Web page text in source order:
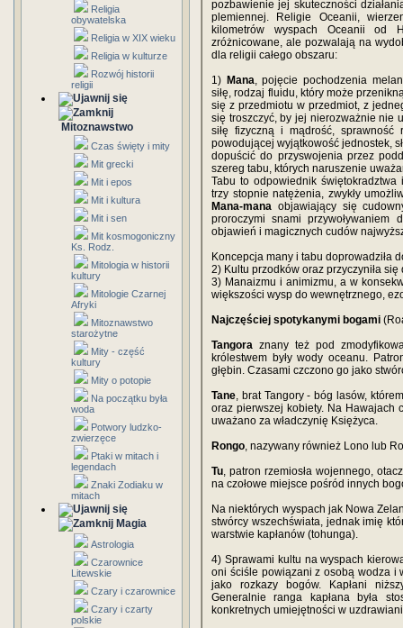
Religia
obywatelska
Religia w XIX wieku
Religia w kulturze
Rozwój historii
religii
Mitoznawstwo
Czas święty i mity
Mit grecki
Mit i epos
Mit i kultura
Mit i sen
Mit kosmogoniczny
Ks. Rodz.
Mitologia w historii
kultury
Mitologie Czarnej
Afryki
Mitoznawstwo
starożytne
Mity - część
kultury
Mity o potopie
Na początku była
woda
Potwory ludzko-
zwierzęce
Ptaki w mitach i
legendach
Znaki Zodiaku w
mitach
Magia
Astrologia
Czarownice
Litewskie
Czary i czarownice
Czary i czarty
polskie
pozbawienie jej skuteczności
plemiennej. Religie Oceanii,
kilometrów wyspach Oceanii od
zróżnicowane, ale pozwalają na
dla religii całego obszaru:
1) Mana, pojęcie pochodzenia
siłę, rodzaj fluidu, który może
się z przedmiotu w przedmiot, z
się troszczyć, by jej nierozważnie nie
siłę fizyczną i mądrość,
powodującej wyjątkowość jednostek,
dopuścić do przyswojenia przez
szereg tabu, których naruszenie
Tabu to odpowiednik
trzy stopnie natężenia, zwykły
Mana-mana objawiający się
proroczymi snami
objawień i magicznych cudów
Koncepcja many i tabu doprowadziła
2) Kultu przodków oraz przyczyniła
3) Manaizmu i animizmu, a w
większości wysp do wewnętrznego,
Najczęściej spotykanymi bogami
Tangora znany też pod
królestwem były wody oceanu.
głębin. Czasami czczono go jako
Tane, brat Tangory - bóg lasów,
oraz pierwszej kobiety. Na Hawajach
uważano za władczynię Księżyca.
Rongo, nazywany również Lono lub
Tu, patron rzemiosła wojennego,
na czołowe miejsce pośród innych
Na niektórych wyspach jak Nowa
stwórcy wszechświata, jednak imię
warstwie kapłanów (tohunga).
4) Sprawami kultu na wyspach
oni ściśle powiązani z osobą wodza i
jako rozkazy bogów. Kapłani
Generalnie ranga kapłana była
konkretnych umiejętności w